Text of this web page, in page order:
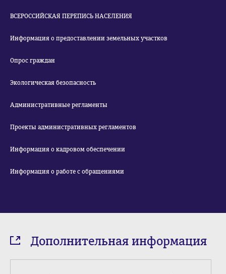
ВСЕРОССИЙСКАЯ ПЕРЕПИСЬ НАСЕЛЕНИЯ
Информация о предоставлении земельных участков
Опрос граждан
Экологическая безопасность
Административные регламенты
Проекты административных регламентов
Информация о кадровом обеспечении
Информация о работе с обращениями
Дополнительная информация